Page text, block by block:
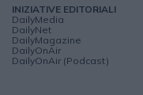
INIZIATIVE EDITORIALI
DailyMedia
DailyNet
DailyMagazine
DailyOnAir
DailyOnAir (Podcast)